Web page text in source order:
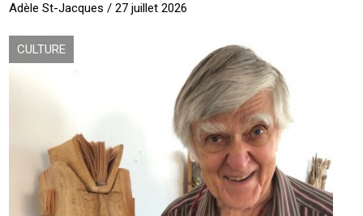
Adèle St-Jacques / 27 juillet 2026
CULTURE